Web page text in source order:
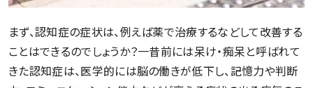
まず、認知症の症状は、例えば薬で治療するなどして改善する
ことはできるのでしょうか？一昔前には呆け・痴呆と呼ばれて
きた認知症は、医学的には脳の働きが低下し、記憶力や判断